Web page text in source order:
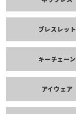
ブレスレット
キーチェーン
アイウェア